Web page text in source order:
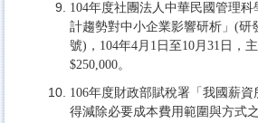
104年度社團法人中華民國管理
計趨勢對中小企業影響研析」(研
號)，104年4月1日至10月31日，
$250,000。
106年度財政部賦稅署「我國薪
得減除必要成本費用範圍與方式